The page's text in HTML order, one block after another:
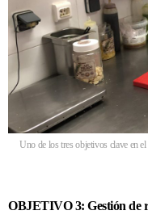
Uno de los tres objetivos clave en
OBJETIVO 3: Gestión de